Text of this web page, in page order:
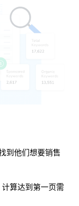
到他们想要销售
算达到第一页需